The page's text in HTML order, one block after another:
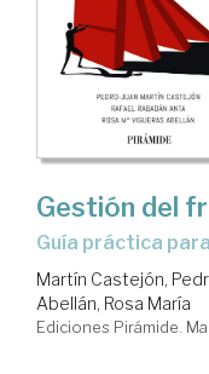
Gestión del
Guía práctica
Martín Castejón,
Abellán, Rosa María
Ediciones Pirámide.